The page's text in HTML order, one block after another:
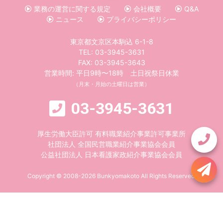
業務の運営に関する規定 会社概要
Q&A
ニュース
プライバシーポリシー
東京都文京区本駒込 6-1-8
TEL: 03-3945-3631
FAX: 03-3945-3643
営業時間: 平日9時〜18時 土日祝祭日休業
（月末・月始の土曜日は営業）
03-3945-3631
厚生労働大臣許可 有料職業紹介事業許可事業所
社団法人 全国民営職業紹介事業協会会員
公益社団法人 日本看護家政紹介事業協会会員
Copyright © 2008-2026 Bunkyomakoto All Rights Reserved.